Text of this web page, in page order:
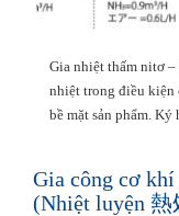
Gia nhiệt thấm nitơ
nhiệt trong điều kiện
bề mặt sản phẩm.
Gia công cơ
(Nhiệt luyện